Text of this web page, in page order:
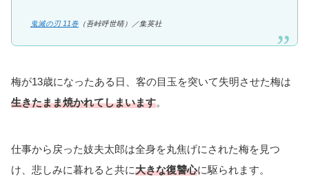
鬼滅の刃 11巻 （吾峠呼世晴）／集英社
梅が13歳になったある日、客の目玉を突いて失明させた梅は
生きたまま焼かれてしまいます。
仕事から戻った妓夫太郎は全身を丸焦げにされた梅を見つ
け、悲しみに暮れると共に大きな復讐心に駆られます。